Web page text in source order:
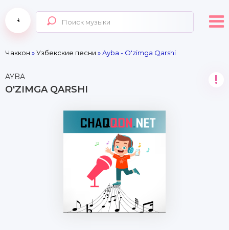
Чаккон »Узбекские песни » Ayba - O'zimga Qarshi
AYBA
O'ZIMGA QARSHI
!